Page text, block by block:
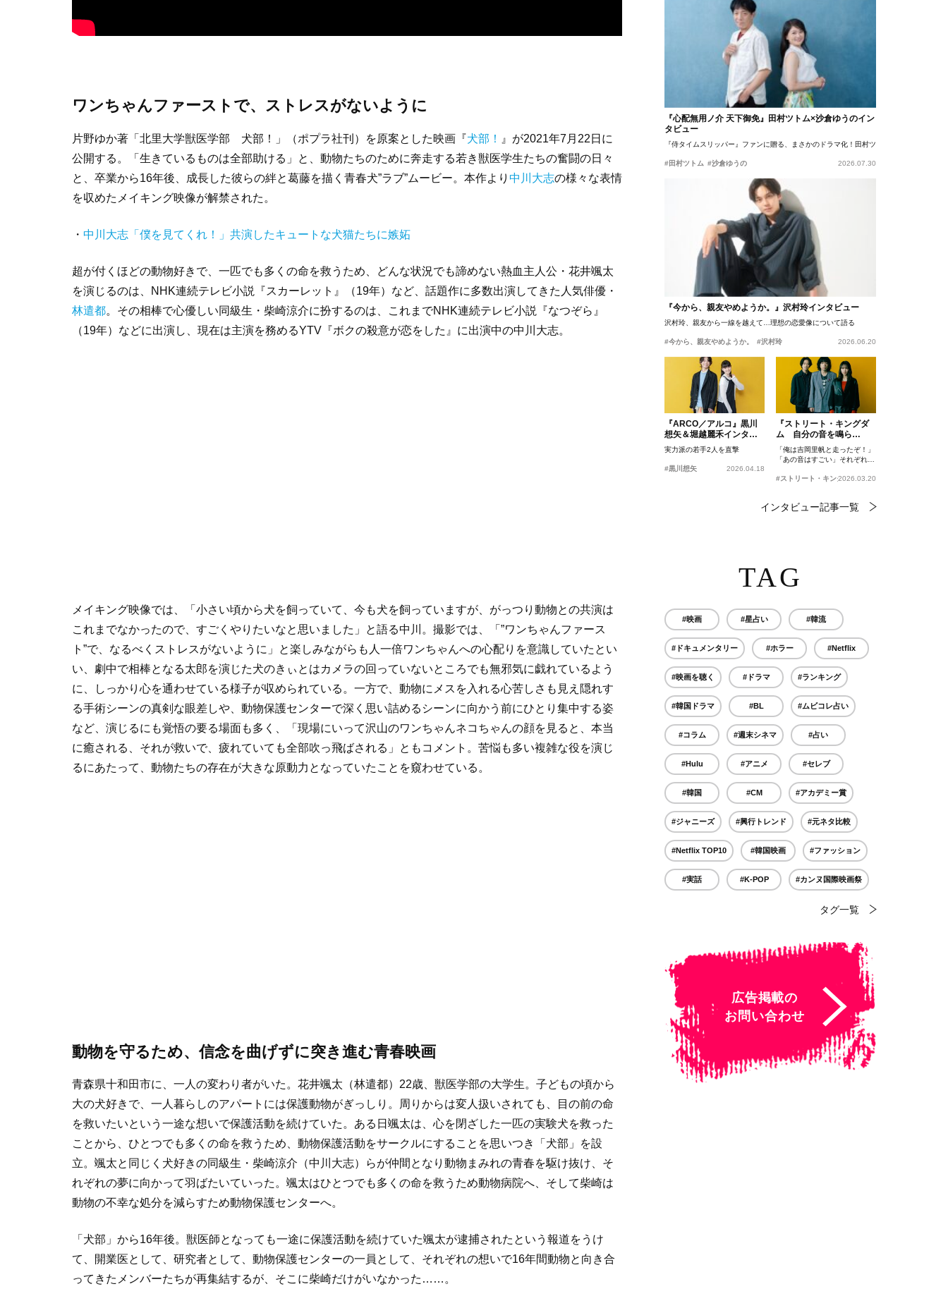
ワンちゃんファーストで、ストレスがないように
片野ゆか著「北里大学獣医学部 犬部！」（ポプラ社刊）を原案とした映画『犬部！
』が2021年7月22日に
公開する。「生きているものは全部助ける」と、動物たちのために奔走する若き獣医学生たちの奮闘の日々
と、卒業から16年後、成長した彼らの絆と葛藤を描く青春犬”ラブ”ムービー。本作より 中川大志の様々な表情
を収めたメイキング映像が解禁された。
・ 中川大志「僕を見てくれ！」共演したキュートな犬猫たちに嫉妬
超が付くほどの動物好きで、一匹でも多くの命を救うため、どんな状況でも諦めない熱血主人公・花井颯太
を演じるのは、NHK連続テレビ小説『スカーレット』（19年）など、話題作に多数出演してきた人気俳優・
林遣都。その相棒で心優しい同級生・柴崎涼介に扮するのは、これまでNHK連続テレビ小説『なつぞら』
（19年）などに出演し、現在は主演を務めるYTV『ボクの殺意が恋をした』に出演中の中川大志。
メイキング映像では、「小さい頃から犬を飼っていて、今も犬を飼っていますが、がっつり動物との共演は
これまでなかったので、すごくやりたいなと思いました」と語る中川。撮影では、「”ワンちゃんファース
ト”で、なるべくストレスがないように」と楽しみながらも人一倍ワンちゃんへの心配りを意識していたとい
い、劇中で相棒となる太郎を演じた犬のきぃとはカメラの回っていないところでも無邪気に戯れているよう
に、しっかり心を通わせている様子が収められている。一方で、動物にメスを入れる心苦しさも見え隠れす
る手術シーンの真剣な眼差しや、動物保護センターで深く思い詰めるシーンに向かう前にひとり集中する姿
など、演じるにも覚悟の要る場面も多く、「現場にいって沢山のワンちゃんネコちゃんの顔を見ると、本当
に癒される、それが救いで、疲れていても全部吹っ飛ばされる」ともコメント。苦悩も多い複雑な役を演じ
るにあたって、動物たちの存在が大きな原動力となっていたことを窺わせている。
動物を守るため、信念を曲げずに突き進む青春映画
青森県十和田市に、一人の変わり者がいた。花井颯太（林遣都）22歳、獣医学部の大学生。子どもの頃から
大の犬好きで、一人暮らしのアパートには保護動物がぎっしり。周りからは変人扱いされても、目の前の命
を救いたいという一途な想いで保護活動を続けていた。ある日颯太は、心を閉ざした一匹の実験犬を救った
ことから、ひとつでも多くの命を救うため、動物保護活動をサークルにすることを思いつき「犬部」を設
立。颯太と同じく犬好きの同級生・柴崎涼介（中川大志）らが仲間となり動物まみれの青春を駆け抜け、そ
れぞれの夢に向かって羽ばたいていった。颯太はひとつでも多くの命を救うため動物病院へ、そして柴崎は
動物の不幸な処分を減らすため動物保護センターへ。
「犬部」から16年後。獣医師となっても一途に保護活動を続けていた颯太が逮捕されたという報道をうけ
て、開業医として、研究者として、動物保護センターの一員として、それぞれの想いで16年間動物と向き合
ってきたメンバーたちが再集結するが、そこに柴崎だけがいなかった……。
『心配無用ノ介 天下御免』田村ツトム×沙倉ゆうのイン
タビュー
『侍タイムスリッパー』ファンに贈る、まさかのドラマ化！田村ツトム×沙倉ゆうのが語
#田村ツトム #沙倉ゆうの 2026.07.30
『今から、親友やめようか。』沢村玲インタビュー
沢村玲、親友から一線を越えて…理想の恋愛像について語る
#今から、親友やめようか。 #沢村玲 2026.06.20
『ARCO／アルコ』黒川
想矢＆堀越麗禾インタビ
ュー
実力派の若手2人を直撃
#黒川想矢 2026.04.18
『ストリート・キングダ
ム 自分の音を鳴ら
せ。』峯田和伸、若葉竜
也、吉岡里帆インタビュ
ー
「俺は吉岡里帆と走ったぞ！」
「あの音はすごい」それぞれの
#ストリート・キングダム 自分の音を鳴らせ。
2026.03.20
インタビュー記事一覧
TAG
#映画 #星占い #韓流
#ドキュメンタリー #ホラー #Netflix
#映画を聴く #ドラマ #ランキング
#韓国ドラマ #BL #ムビコレ占い
#コラム #週末シネマ #占い
#Hulu #アニメ #セレブ
#韓国 #CM #アカデミー賞
#ジャニーズ #興行トレンド #元ネタ比較
#Netflix TOP10 #韓国映画 #ファッション
#実話 #K-POP #カンヌ国際映画祭
タグ一覧
広告掲載の
お問い合わせ